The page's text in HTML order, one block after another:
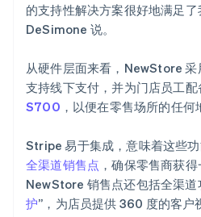
的支持性解决方案很好地满足了
DeSimone 说。
从硬件层面来看，NewStore
支持线下支付，并为门店员工
S700 ，以便在零售场所的任何
Stripe 易于集成，意味着这些
全渠道销售点 ，确保零售商获得
NewStore 销售点还包括全渠道
护”，为店员提供 360 度的客户